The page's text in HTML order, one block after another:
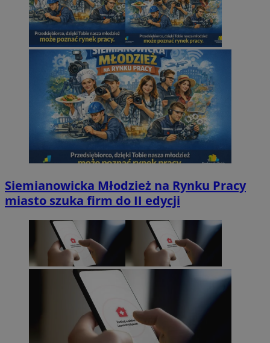
Siemianowicka Młodzież na Rynku Pracy
miasto szuka firm do II edycji